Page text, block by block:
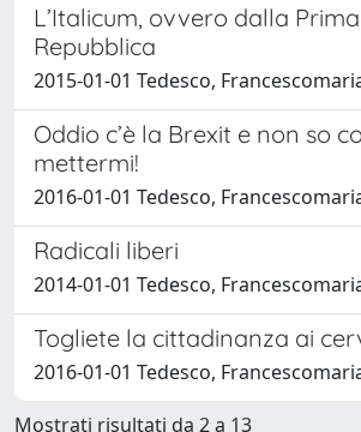
L’Italicum, ovvero dalla
Repubblica
2015-01-01 Tedesco,
Oddio c’è la Brexit e non so
mettermi!
2016-01-01 Tedesco,
Radicali liberi
2014-01-01 Tedesco,
Togliete la cittadinanza ai
2016-01-01 Tedesco,
Mostrati risultati da 2 a 13